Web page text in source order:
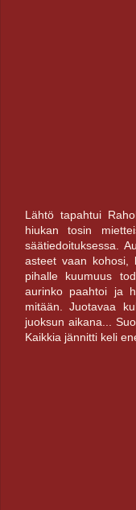
Lähtö tapahtui
hiukan tosin
säätiedoituksessa.
asteet vaan kohosi,
pihalle kuumuus
aurinko paahtoi ja
mitään. Juotavaa
juoksun aikana...
Kaikkia jännitti keli